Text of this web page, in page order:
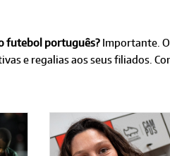
futebol português? Importante.
e regalias aos seus filiados.